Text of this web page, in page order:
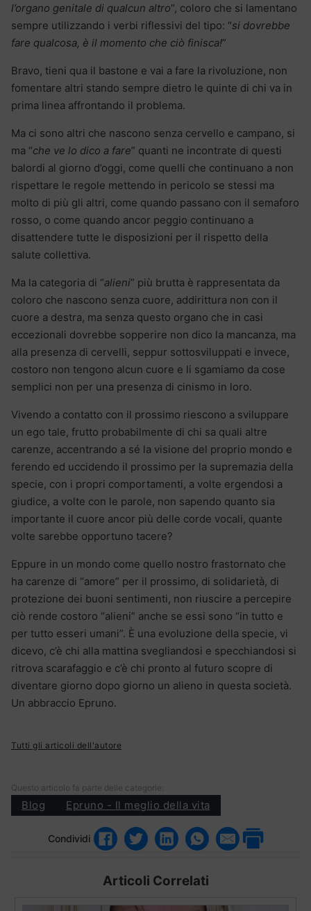
l’organo genitale di qualcun altro”, coloro che si lamentano
sempre utilizzando i verbi riflessivi del tipo: “si dovrebbe
fare qualcosa, è il momento che ciò finisca!”
Bravo, tieni qua il bastone e vai a fare la rivoluzione, non
fomentare altri stando sempre dietro le quinte di chi va in
prima linea affrontando il problema.
Ma ci sono altri che nascono senza cervello e campano, si
ma “che ve lo dico a fare” quanti ne incontrate di questi
balordi al giorno d’oggi, come quelli che continuano a non
rispettare le regole mettendo in pericolo se stessi ma
molto di più gli altri, come quando passano con il semaforo
rosso, o come quando ancor peggio continuano a
disattendere tutte le disposizioni per il rispetto della
salute collettiva.
Ma la categoria di “alieni” più brutta è rappresentata da
coloro che nascono senza cuore, addirittura non con il
cuore a destra, ma senza questo organo che in casi
eccezionali dovrebbe sopperire non dico la mancanza, ma
alla presenza di cervelli, seppur sottosviluppati e invece,
costoro non tengono alcun cuore e li sgamiamo da cose
semplici non per una presenza di cinismo in loro.
Vivendo a contatto con il prossimo riescono a sviluppare
un ego tale, frutto probabilmente di chi sa quali altre
carenze, accentrando a sé la visione del proprio mondo e
ferendo ed uccidendo il prossimo per la supremazia della
specie, con i propri comportamenti, a volte ergendosi a
giudice, a volte con le parole, non sapendo quanto sia
importante il cuore ancor più delle corde vocali, quante
volte sarebbe opportuno tacere?
Eppure in un mondo come quello nostro frastornato che
ha carenze di “amore” per il prossimo, di solidarietà, di
protezione dei buoni sentimenti, non riuscire a percepire
ciò rende costoro “alieni” anche se essi sono “in tutto e
per tutto esseri umani”. È una evoluzione della specie, vi
dicevo, c’è chi alla mattina svegliandosi e specchiandosi si
ritrova scarafaggio e c’è chi pronto al futuro scopre di
diventare giorno dopo giorno un alieno in questa società.
Un abbraccio Epruno.
Tutti gli articoli dell'autore
Questo articolo fa parte delle categorie:
Blog Epruno - Il meglio della vita
Condividi
Articoli Correlati